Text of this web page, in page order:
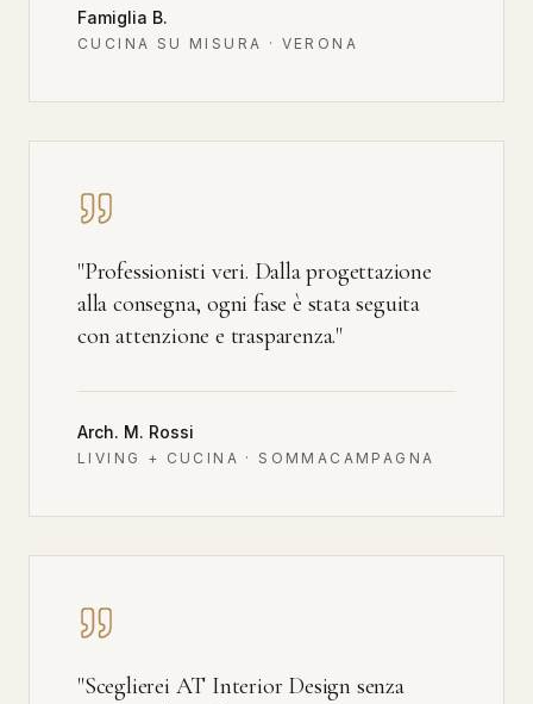
Famiglia B.
CUCINA SU MISURA · VERONA
"Professionisti veri. Dalla progettazione
alla consegna, ogni fase è stata seguita
con attenzione e trasparenza."
Arch. M. Rossi
LIVING + CUCINA · SOMMACAMPAGNA
"Sceglierei AT Interior Design senza